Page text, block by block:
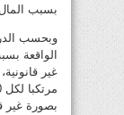
بسبب المال
وبحسب
بصورة غير